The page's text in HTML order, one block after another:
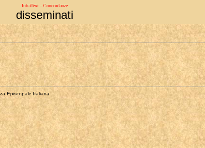
IntraText - Concordanze
disseminati
Episcopale Italiana